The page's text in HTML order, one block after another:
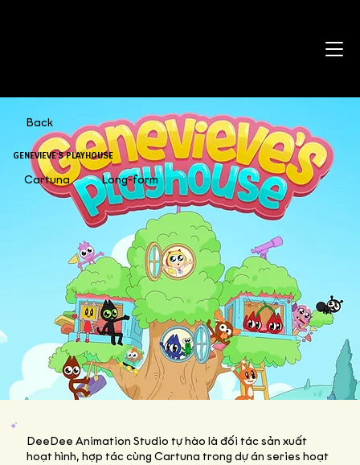
Back
GENEVIEVE'S PLAYHOUSE
Cartuna Long-form
DeeDee Animation Studio tự hào là đối tác sản xuất
hoạt hình, hợp tác cùng Cartuna trong dự án series hoạt